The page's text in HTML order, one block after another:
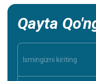
Qayta